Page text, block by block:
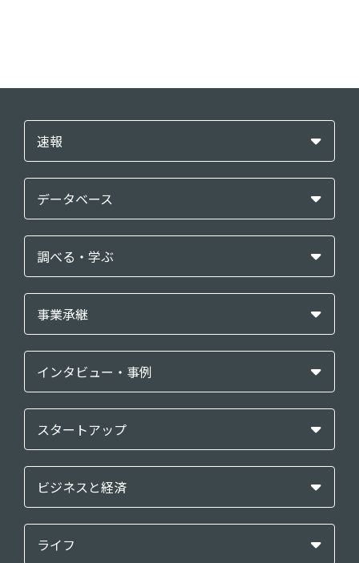
速報
データベース
調べる・学ぶ
事業承継
インタビュー・事例
スタートアップ
ビジネスと経済
ライフ